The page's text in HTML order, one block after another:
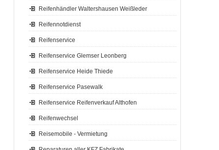
Reifenhändler Waltershausen Weißleder
Reifennotdienst
Reifenservice
Reifenservice Glemser Leonberg
Reifenservice Heide Thiede
Reifenservice Pasewalk
Reifenservice Reifenverkauf Althofen
Reifenwechsel
Reisemobile - Vermietung